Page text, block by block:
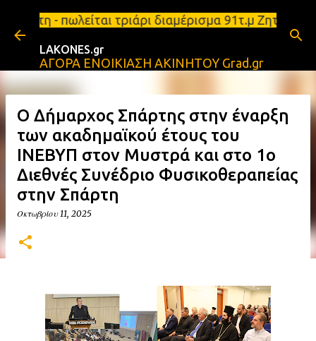
Μετάβαση στο κύριο περιεχόμενο
τριάρι διαμέρισμα 91τ.μ
LAKONES.gr
ΑΓΟΡΑ ΕΝΟΙΚΙΑΣΗ ΑΚΙΝΗΤΟΥ Grad.gr
Ο Δήμαρχος Σπάρτης στην έναρξη
των ακαδημαϊκού έτους του
ΙΝΕΒΥΠ στον Μυστρά και στο 1ο
Διεθνές Συνέδριο Φυσικοθεραπείας
στην Σπάρτη
Οκτωβρίου 11, 2025